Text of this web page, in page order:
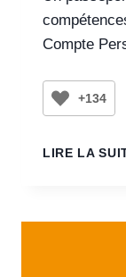
Compte
+134
LIRE LA